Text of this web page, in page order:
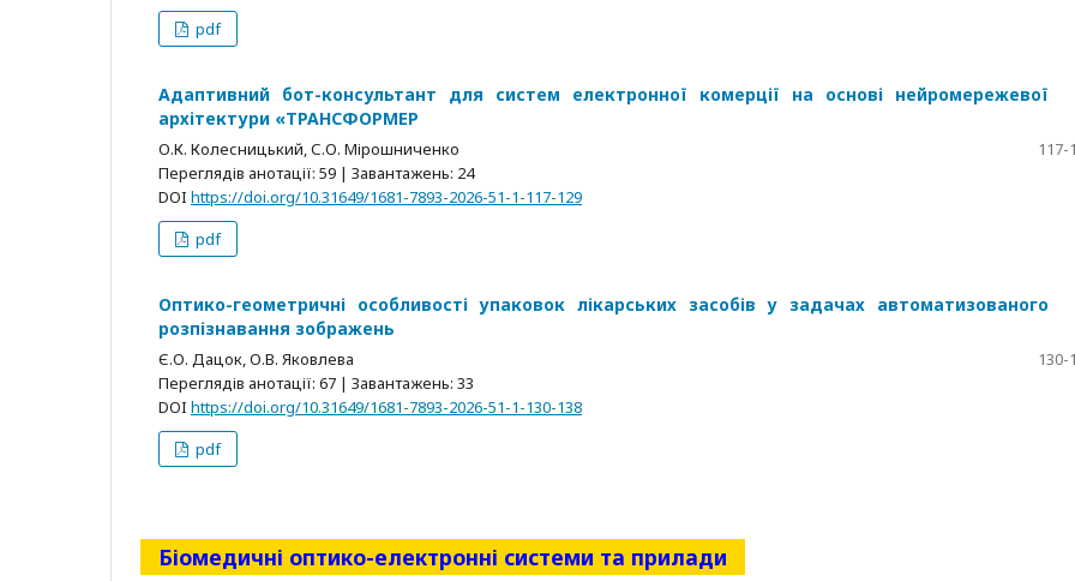
pdf
Адаптивний бот-консультант для систем електронної комерції на основі нейромережевої
архітектури «ТРАНСФОРМЕР
О.К. Колесницький, С.О. Мірошниченко
117-
Переглядів анотації: 59 | Завантажень: 24
DOI https://doi.org/10.31649/1681-7893-2026-51-1-117-129
pdf
Оптико-геометричні особливості упаковок лікарських засобів у задачах автоматизованого
розпізнавання зображень
Є.О. Дацок, О.В. Яковлева
130-
Переглядів анотації: 67 | Завантажень: 33
DOI https://doi.org/10.31649/1681-7893-2026-51-1-130-138
pdf
Біомедичні оптико-електронні системи та прилади